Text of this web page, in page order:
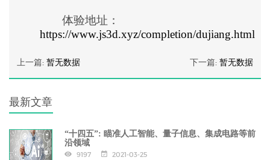
体验地址：
https://www.js3d.xyz/completion/dujiang.html
上一篇: 暂无数据 下一篇: 暂无数据
最新文章
“十四五”: 瞄准人工智能、量子信息、集成电路等前
沿领域
9197 2021-03-25